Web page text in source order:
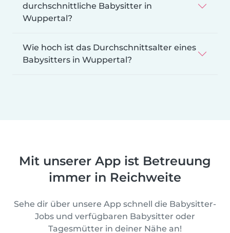
durchschnittliche Babysitter in
Wuppertal?
Wie hoch ist das Durchschnittsalter eines
Babysitters in Wuppertal?
Mit unserer App ist Betreuung
immer in Reichweite
Sehe dir über unsere App schnell die Babysitter-
Jobs und verfügbaren Babysitter oder
Tagesmütter in deiner Nähe an!